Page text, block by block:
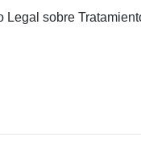
Legal sobre